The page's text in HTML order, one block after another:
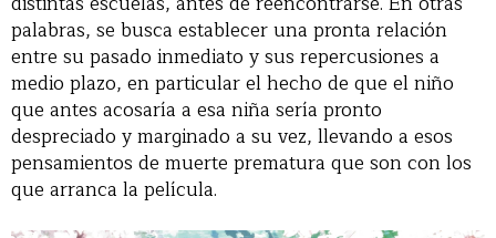
palabras, se busca establecer una pronta relación
entre su pasado inmediato y sus repercusiones a
medio plazo, en particular el hecho de que el niño
que antes acosaría a esa niña sería pronto
despreciado y marginado a su vez, llevando a esos
pensamientos de muerte prematura que son con los
que arranca la película.